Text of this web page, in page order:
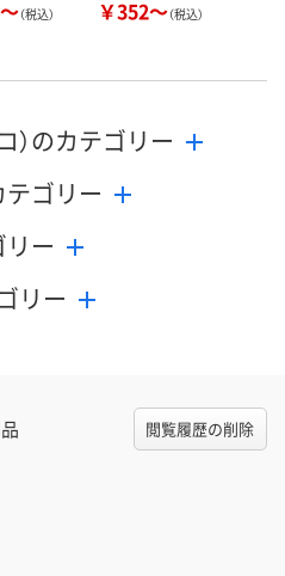
（税込） ￥352～（税込）
）のカテゴリー
ゴリー
ー
リー
閲覧履歴の削除